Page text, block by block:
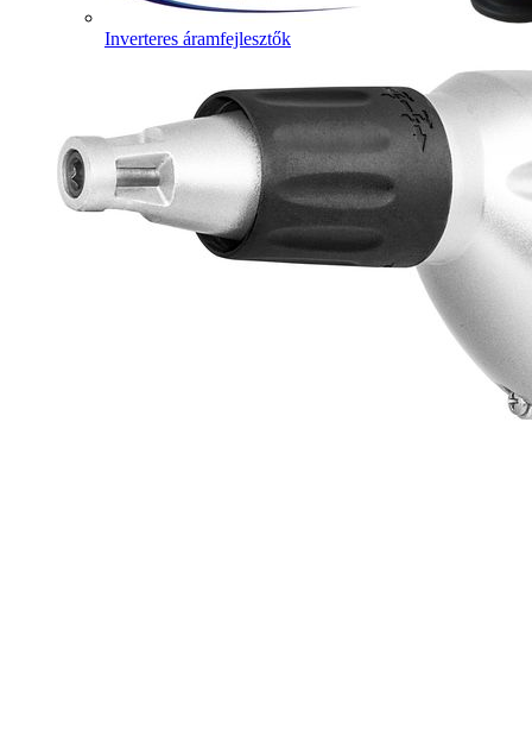
Inverteres áramfejlesztők